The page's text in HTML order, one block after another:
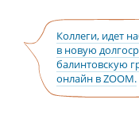
Коллеги, идет
в новую
балинтовскую
онлайн в ZOOM.